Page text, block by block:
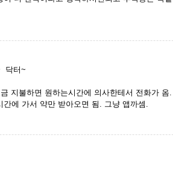
닥터~
지불하면 원하는시간에 의사한테서 전화가
에 가서 약만 받아오면 됨. 그냥 앱까셈.